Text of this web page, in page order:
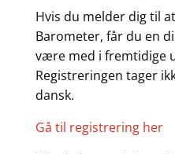
Hvis du melder dig til
Barometer, får du en
være med i fremtidige
Registreringen tager
dansk.
Gå til registrering her